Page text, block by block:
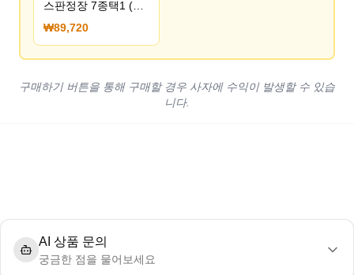
스판정장 7종택1 (유
클 89,720원/무배)
₩89,720
구매하기 버튼을 통해 구매할 경우 사자에 수익이 발생할 수 있습
니다.
AI 상품 문의
궁금한 점을 물어보세요